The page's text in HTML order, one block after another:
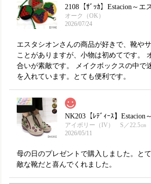
オーク（OK）
2026/07/24
エスタシオンさんの商品が好きで、靴や
ことがありますが、小物は初めてです。
合いが素敵です。 メイクボックスの中で
を入れています。とても便利です。
アイボリー（IV） S／22.5㎝
2026/05/11
母の日のプレゼントで購入しました。と
敵な靴だと喜んでくれました。